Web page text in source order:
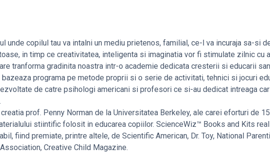
unde copilul tau va intalni un mediu prietenos, familial, ce-l va incuraja sa-si
in timp ce creativitatea, inteligenta si imaginatia vor fi stimulate zilnic cu
tranforma gradinita noastra intr-o academie dedicata cresterii si educarii
bazeaza programa pe metode proprii si o serie de activitati, tehnici si jocuri
de catre psihologi americani si profesori ce si-au dedicat intreaga
prof. Penny Norman de la Universitatea Berkeley, ale carei eforturi de
stiintific folosit in educarea copiilor. ScienceWiz™ Books and Kits
fiind premiate, printre altele, de Scientific American, Dr. Toy, National
Creative Child Magazine.